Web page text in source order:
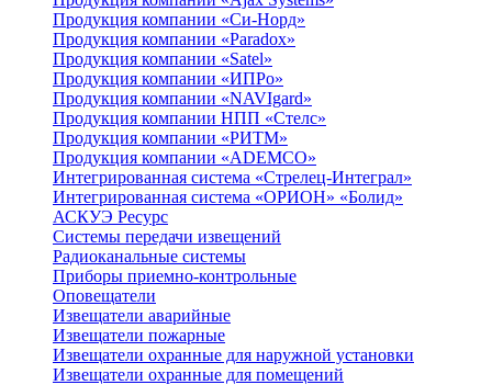
Продукция компании «Си-Норд»
Продукция компании «Paradox»
Продукция компании «Satel»
Продукция компании «ИПРо»
Продукция компании «NAVIgard»
Продукция компании НПП «Стелс»
Продукция компании «РИТМ»
Продукция компании «ADEMCO»
Интегрированная система «Стрелец-Интеграл»
Интегрированная система «ОРИОН» «Болид»
АСКУЭ Ресурс
Системы передачи извещений
Радиоканальные системы
Приборы приемно-контрольные
Оповещатели
Извещатели аварийные
Извещатели пожарные
Извещатели охранные для наружной установки
Извещатели охранные для помещений